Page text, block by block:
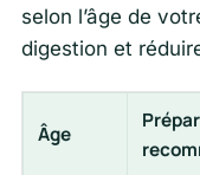
selon l’âge de
digestion et
Âge